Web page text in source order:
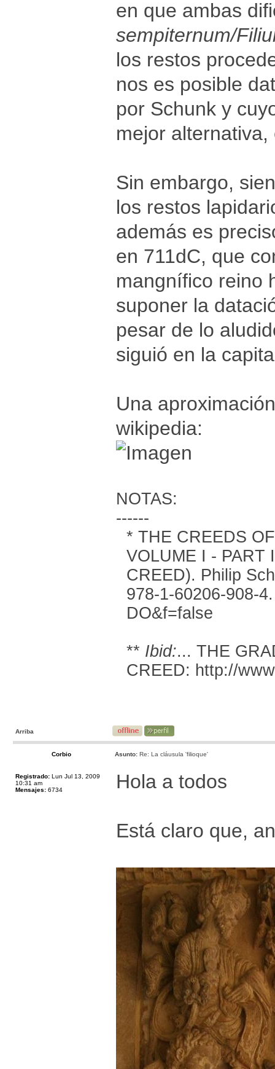
en que ambas
sempiternum/
los restos
nos es posible
por Schunk y
mejor
Sin embargo,
los restos
además es
en 711dC, que
mangnífico reino
suponer la
pesar de lo
siguió en la
Una
wikipedia:
NOTAS:
------
* THE CREEDS
VOLUME I - PART
CREED). Philip
978-1-60206-908-
DO&f=false
** Ibid:... THE
CREED: http://
Arriba
Corbio Asunto: Re: La cláusula 'filioque'
Registrado: Lun Jul 13, 2009
10:31 am
Mensajes: 6734 Hola a todos
Está claro que,